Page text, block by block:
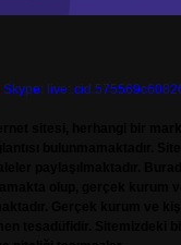
Skype: